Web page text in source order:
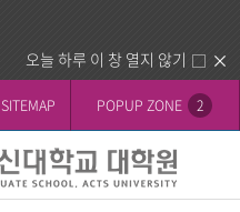
오늘 하루 이 창 열지 않기
SITEMAP POPUP ZONE 2